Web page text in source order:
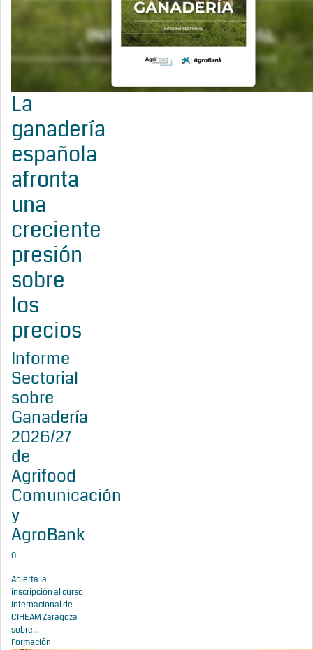
La
ganadería
española
afronta
una
creciente
presión
sobre
los
precios
Informe
Sectorial
sobre
Ganadería
2026/27
de
Agrifood
Comunicación
y
AgroBank
0
Abierta la
inscripción al curso
internacional de
CIHEAM Zaragoza
sobre...
Formación